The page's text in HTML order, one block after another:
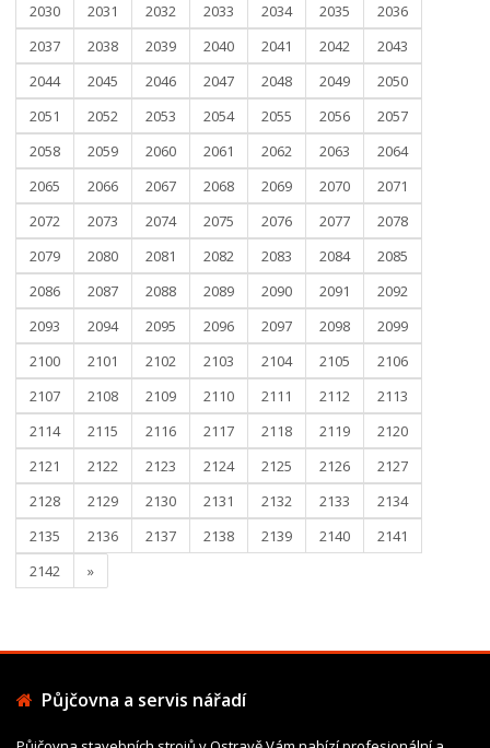
2030
2031 2032 2033 2034 2035
2036
2037
2038 2039 2040 2041 2042
2043
2044
2045 2046 2047 2048 2049
2050
2051
2052 2053 2054 2055 2056
2057
2058
2059 2060 2061 2062 2063
2064
2065
2066 2067 2068 2069 2070
2071
2072
2073 2074 2075 2076 2077
2078
2079
2080 2081 2082 2083 2084
2085
2086
2087 2088 2089 2090 2091
2092
2093
2094 2095 2096 2097 2098
2099
2100
2101 2102 2103 2104 2105
2106
2107
2108 2109 2110 2111 2112
2113
2114
2115 2116 2117 2118 2119
2120
2121
2122 2123 2124 2125 2126
2127
2128
2129 2130 2131 2132 2133
2134
2135
2136 2137 2138 2139 2140
2141
2142
»
Půjčovna a servis nářadí